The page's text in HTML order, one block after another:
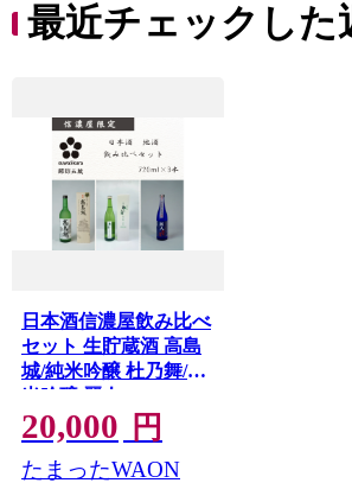
最近チェックした
日本酒信濃屋飲み比べ
セット 生貯蔵酒 高島
城/純米吟醸 杜乃舞/純
米吟醸 麗人[720ml×3
本]/信濃屋 舞姫 麗人
横笛 諏訪五蔵 日本酒
酒 お酒 飲み比べ セッ
20,000 円
たまったWAON